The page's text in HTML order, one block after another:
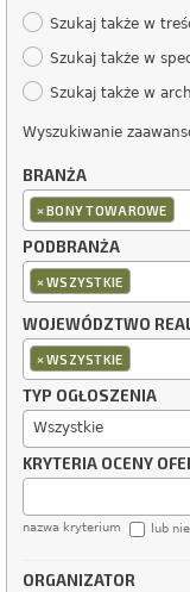
Szukaj także w
Szukaj także w
Szukaj także w
Wyszukiwanie
BRANŻA
×BONY TOWAROWE
PODBRANŻA
×WSZYSTKIE
WOJEWÓDZTWO
×WSZYSTKIE
TYP OGŁOSZENIA
Wszystkie
KRYTERIA OCENY
nazwa kryterium lub
ORGANIZATOR